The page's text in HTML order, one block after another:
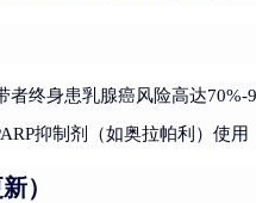
者终身患乳腺癌风险高达70%-
抑制剂（如奥拉帕利）使用
）